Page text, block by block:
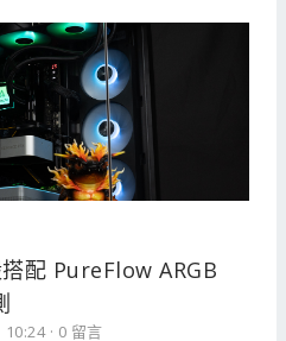
配 PureFlow ARGB
10:24 0 留言